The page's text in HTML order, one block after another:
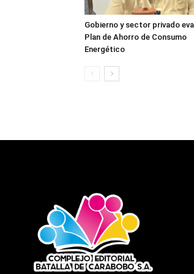
Gobierno y sector privado
Plan de Ahorro de Consumo
Energético